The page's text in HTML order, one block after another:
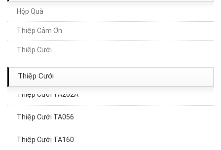
Hộp Quà
Thiệp Cảm Ơn
Thiệp Cưới
Thiệp Cưới
Thiệp Cưới TA094
Thiệp Cưới TA269A
Thiệp Cưới TA056
Thiệp Cưới TA160